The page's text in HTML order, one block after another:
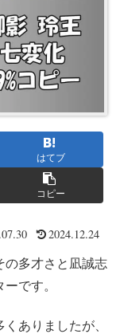
はてブ
コピー
2024.12.24
の多才さと凪誠志
です。
ありましたが、